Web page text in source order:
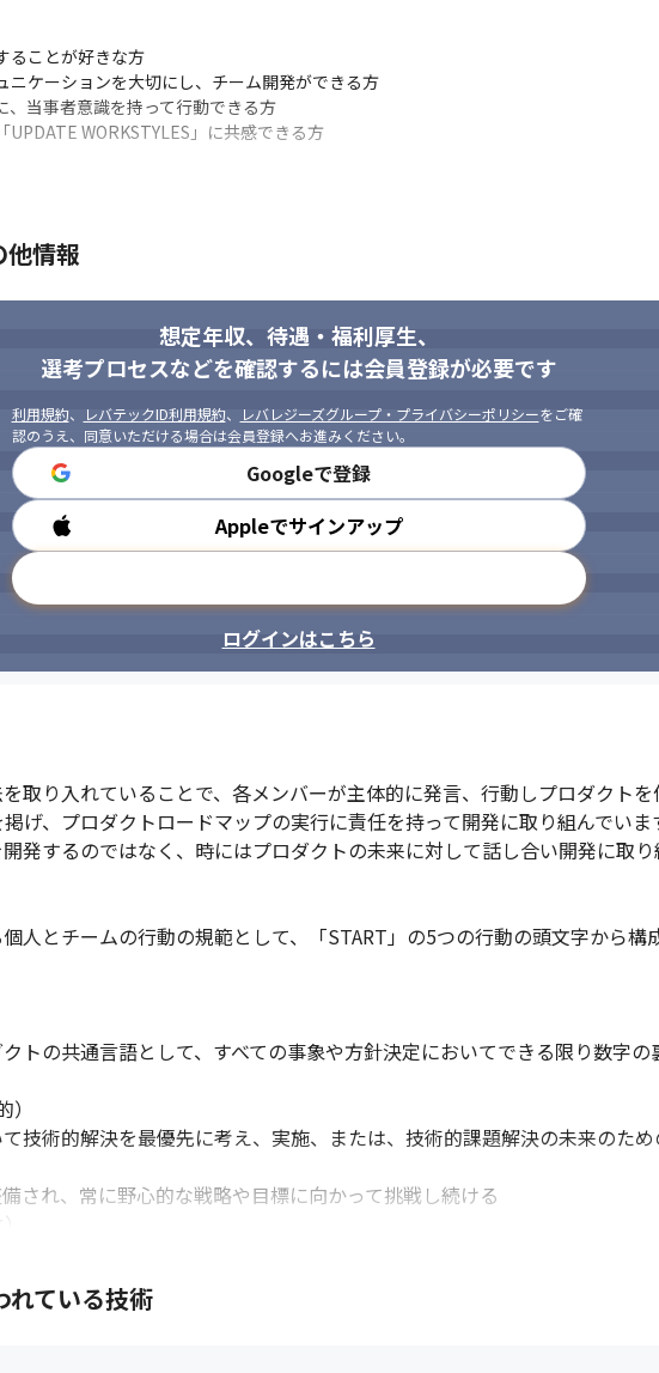
ることが好きな方
ニケーションを大切にし、チーム開発ができる方
、当事者意識を持って行動できる方
UPDATE WORKSTYLES」に共感できる方
情報
想定年収、待遇・福利厚生、
選考プロセスなどを確認するには会員登録が必要です
利用規約、 レバテックID利用規約、 レバレジーズグループ・プライバシーポリシーをご確
認のうえ、同意いただける場合は会員登録へお進みください。
Googleで登録
Appleでサインアップ
ログインはこちら
取り入れていることで、各メンバーが主体的に発言、行動しプロダクト
げ、プロダクトロードマップの実行に責任を持って開発に取り組んでいま
発するのではなく、時にはプロダクトの未来に対して話し合い開発に取
人とチームの行動の規範として、「START」の5つの行動の頭文字から
トの共通言語として、すべての事象や方針決定においてできる限り数字
技術的解決を最優先に考え、実施、または、技術的課題解決の未来のた
され、常に野心的な戦略や目標に向かって挑戦し続ける
してプロダクトの成長を考え、ユーザにとってより最適なソリューション
知恵最大化）
し、協力し合い、議論し、より最適な結果を導き出す
れている技術